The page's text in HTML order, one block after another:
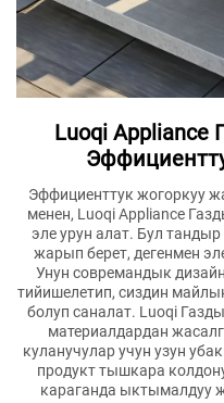
Luoqi Appliance
Эффициенттук жогоркуу
менен, Luoqi Appliance
эле урун алат. Бул
жарып берет, дегенмен
Унун совремандык
тийишелетип, сиздин
болуп саналат. Luoqi
материалдардан
куланучулар учун узун
продукт тышкара
караганда ыктымалдуу